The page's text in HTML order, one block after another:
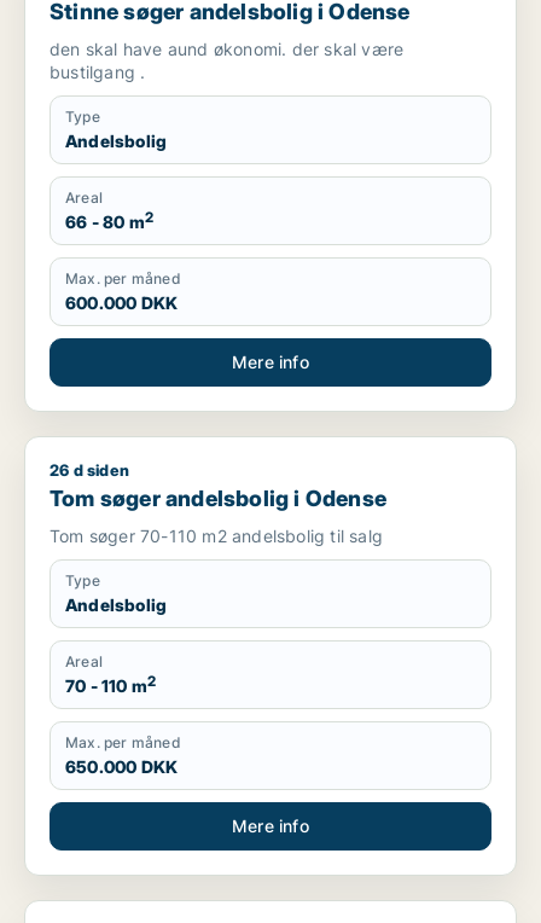
Stinne søger andelsbolig i Odense
den skal have aund økonomi. der skal være
bustilgang .
Type
Andelsbolig
Areal
66 - 80 m2
Max. per måned
600.000 DKK
Mere info
Tom søger andelsbolig i Odense
26 d siden
Tom søger andelsbolig i Odense
Tom søger 70-110 m2 andelsbolig til salg
Type
Andelsbolig
Areal
70 - 110 m2
Max. per måned
650.000 DKK
Mere info